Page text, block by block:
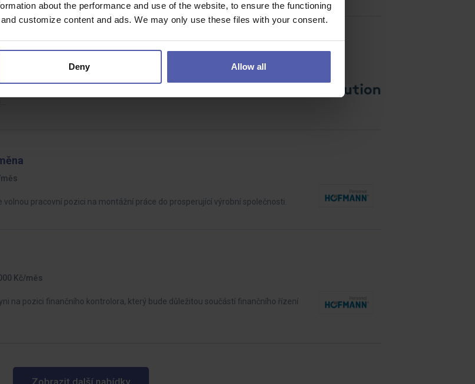
about the performance and use of the website, to ensure the functioning
customize content and ads. We may only use these files with your consent.
Deny Allow all
stroje a práce v terénu. Čeká Vás servis, diagnostika, montáže a uvádění do
pracovní pozici na montážní práce do prosperující výrobní společnosti.
Kč/měs
na pozici finančního kontrolora, který bude důležitou součástí finančního řízení
Zobrazit další nabídky